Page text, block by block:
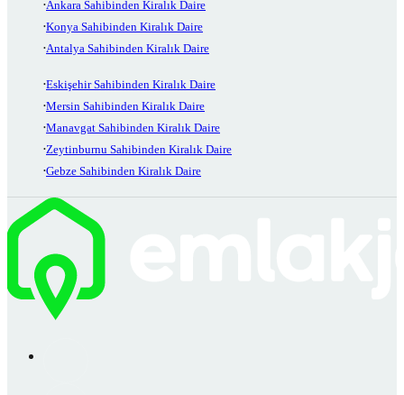
Ankara Sahibinden Kiralık Daire
Konya Sahibinden Kiralık Daire
Antalya Sahibinden Kiralık Daire
Eskişehir Sahibinden Kiralık Daire
Mersin Sahibinden Kiralık Daire
Manavgat Sahibinden Kiralık Daire
Zeytinburnu Sahibinden Kiralık Daire
Gebze Sahibinden Kiralık Daire